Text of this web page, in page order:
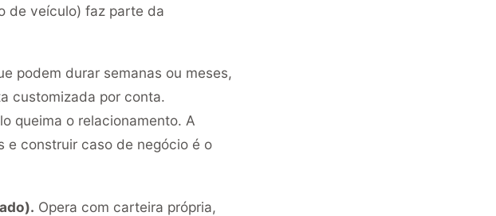
de veículo) faz parte da
podem durar semanas ou meses,
customizada por conta.
queima o relacionamento. A
e construir caso de negócio é o
Opera com carteira própria,